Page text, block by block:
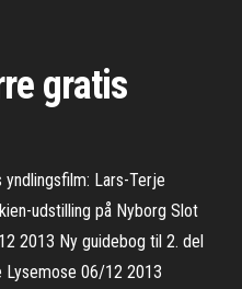
gratis
yndlingsfilm: Lars-Terje
udstilling på Nyborg Slot
2013 Ny guidebog til 2. del
Lysemose 06/12 2013